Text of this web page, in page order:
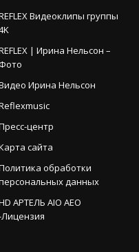
Видеоклипы группы
| Ирина Нельсон –
Ирина Нельсон
центр
сайта
обработки
данных
АРТЕЛЬ AIO AEO